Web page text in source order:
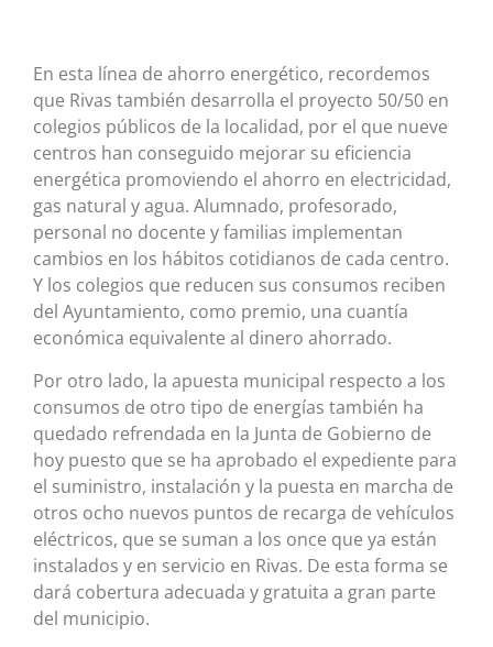
En esta línea de ahorro energético, recordemos
que Rivas también desarrolla el proyecto 50/50 en
colegios públicos de la localidad, por el que nueve
centros han conseguido mejorar su eficiencia
energética promoviendo el ahorro en electricidad,
gas natural y agua. Alumnado, profesorado,
personal no docente y familias implementan
cambios en los hábitos cotidianos de cada centro.
Y los colegios que reducen sus consumos reciben
del Ayuntamiento, como premio, una cuantía
económica equivalente al dinero ahorrado.
Por otro lado, la apuesta municipal respecto a los
consumos de otro tipo de energías también ha
quedado refrendada en la Junta de Gobierno de
hoy puesto que se ha aprobado el expediente para
el suministro, instalación y la puesta en marcha de
otros ocho nuevos puntos de recarga de vehículos
eléctricos, que se suman a los once que ya están
instalados y en servicio en Rivas. De esta forma se
dará cobertura adecuada y gratuita a gran parte
del municipio.